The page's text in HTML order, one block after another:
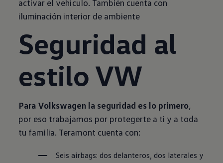
activar el vehículo. También cuenta con
iluminación interior de ambiente
Seguridad al
estilo VW
Para Volkswagen la seguridad es lo primero,
por eso trabajamos por protegerte a ti y a toda
tu familia. Teramont cuenta con:
Seis airbags: dos delanteros, dos laterales y